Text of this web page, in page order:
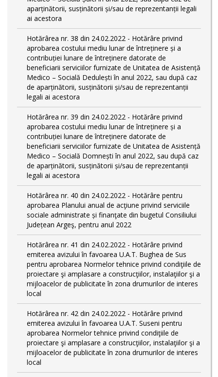
aparținătorii, susținătorii și/sau de reprezentanții legali
ai acestora
Hotărârea nr. 38 din 24.02.2022 - Hotărâre privind
aprobarea costului mediu lunar de întreținere și a
contribuției lunare de întreținere datorate de
beneficiarii serviciilor furnizate de Unitatea de Asistență
Medico – Socială Dedulești în anul 2022, sau după caz
de aparținătorii, susținătorii și/sau de reprezentanții
legali ai acestora
Hotărârea nr. 39 din 24.02.2022 - Hotărâre privind
aprobarea costului mediu lunar de întreținere și a
contribuției lunare de întreținere datorate de
beneficiarii serviciilor furnizate de Unitatea de Asistență
Medico – Socială Domnești în anul 2022, sau după caz
de aparținătorii, susținătorii și/sau de reprezentanții
legali ai acestora
Hotărârea nr. 40 din 24.02.2022 - Hotărâre pentru
aprobarea Planului anual de acţiune privind serviciile
sociale administrate și finanţate din bugetul Consiliului
Județean Argeş, pentru anul 2022
Hotărârea nr. 41 din 24.02.2022 - Hotărâre privind
emiterea avizului în favoarea U.A.T. Bughea de Sus
pentru aprobarea Normelor tehnice privind condiţiile de
proiectare şi amplasare a construcţiilor, instalaţiilor şi a
mijloacelor de publicitate în zona drumurilor de interes
local
Hotărârea nr. 42 din 24.02.2022 - Hotărâre privind
emiterea avizului în favoarea U.A.T. Suseni pentru
aprobarea Normelor tehnice privind condiţiile de
proiectare şi amplasare a construcţiilor, instalaţiilor şi a
mijloacelor de publicitate în zona drumurilor de interes
local